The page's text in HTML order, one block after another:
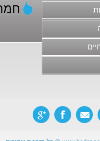
מזון לבעלי חיים
וקונדיטוריה
ותחליפי בשר
ודברי מתיקה